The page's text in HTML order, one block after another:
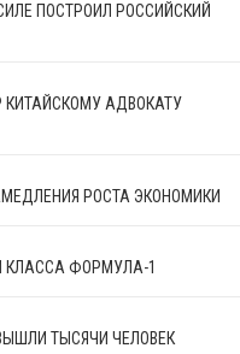
ПОСТРОИЛ РОССИЙСКИЙ
КИТАЙСКОМУ АДВОКАТУ
РОСТА ЭКОНОМИКИ
КЛАССА ФОРМУЛА-1
ТЫСЯЧИ ЧЕЛОВЕК